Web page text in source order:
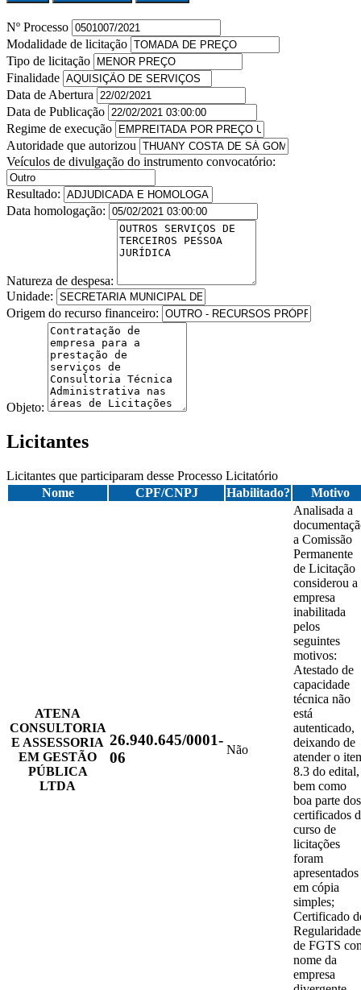
Nº Processo
Modalidade de licitação
Tipo de licitação
Finalidade
Data de Abertura
Data de Publicação
Regime de execução
Autoridade que autorizou
Veículos de divulgação do instrumento convocatório:
Resultado:
Data homologação:
Natureza de despesa:
Unidade:
Origem do recurso financeiro:
Objeto:
Licitantes
Licitantes que participaram desse Processo Licitatório
Nome
CPF/CNPJ Habilitado? Motivo
ATENA
CONSULTORIA
E ASSESSORIA
EM GESTÃO
PÚBLICA
LTDA
26.940.645/0001-
06
Não
Analisada a
a Comissão
Permanente
de Licitação
considerou a
empresa
inabilitada
pelos
seguintes
motivos:
Atestado de
capacidade
técnica não
está
autenticado,
deixando de
atender o
8.3 do edital,
bem como
boa parte dos
certificados
curso de
licitações
foram
apresentados
em cópia
simples;
Certificado
Regularidade
de FGTS
nome da
empresa